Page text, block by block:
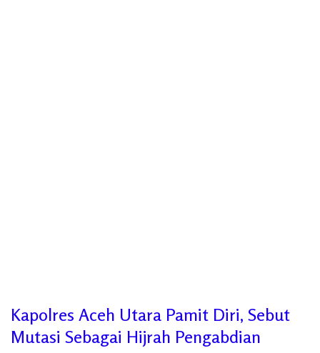
Kapolres Aceh Utara Pamit Diri, Sebut
Mutasi Sebagai Hijrah Pengabdian